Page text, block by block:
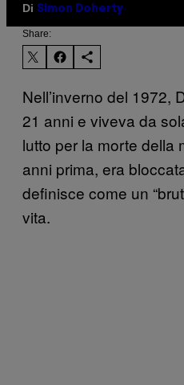
Di Simon Doherty
Share:
Nell’inverno del 1972,
21 anni e viveva da
lutto per la morte della
anni prima, era
definisce come un
vita.